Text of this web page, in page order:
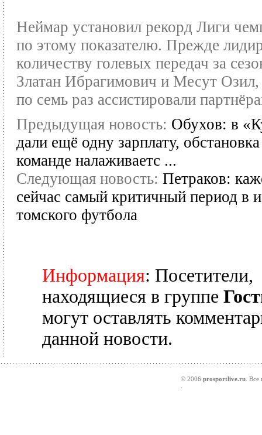
Неймар установил рекорд Лиги
по этому показателю. Прежде
количеству голевых передач за
Златан Ибрагимович и Месут
по семь раз ассистировали
Предыдущая новость: Обухов: в
дали ещё одну зарплату,
команде налаживаетс ...
Следующая новость: Петраков:
сейчас самый критичный период в
томского футбола
Информация: Посетители,
находящиеся в группе
могут оставлять
данной новости.
© 2006prosportlive.ru .